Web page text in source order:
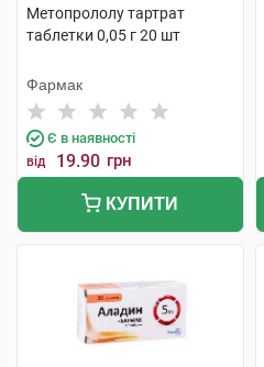
Метопрололу тартрат
таблетки 0,05 г 20 шт
Фармак
Є в наявності
від 19.90 грн
КУПИТИ